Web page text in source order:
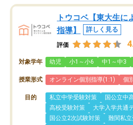
トウコベ【東大生に
指導】
詳しく見る
評価
対象学年 幼児 小1～小6 中1～中3
授業形式 オンライン個別指導(1:1) 個
目的 私立中学受験対策
国公立中
高校受験対策
大学入学共通
国公立2次試験対策
難関私